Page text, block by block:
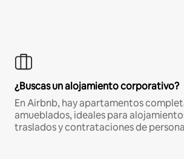
¿Buscas un alojamiento corporativo?
En Airbnb, hay apartamentos
amueblados, ideales para
traslados y contrataciones de